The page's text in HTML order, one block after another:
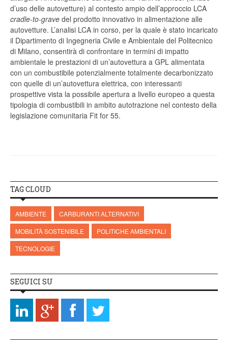
d’uso delle autovetture) al contesto ampio dell’approccio LCA
cradle-to-grave del prodotto innovativo in alimentazione alle
autovetture. L’analisi LCA in corso, per la quale è stato incaricato
il Dipartimento di Ingegneria Civile e Ambientale del Politecnico
di Milano, consentirà di confrontare in termini di impatto
ambientale le prestazioni di un’autovettura a GPL alimentata
con un combustibile potenzialmente totalmente decarbonizzato
con quelle di un’autovettura elettrica, con interessanti
prospettive vista la possibile apertura a livello europeo a questa
tipologia di combustibili in ambito autotrazione nel contesto della
legislazione comunitaria Fit for 55.
TAG CLOUD
AMBIENTE
CARBURANTI ALTERNATIVI
MOBILITÀ SOSTENIBILE
POLITICHE AMBIENTALI
TECNOLOGIE
SEGUICI SU